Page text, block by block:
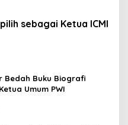
sebagai Ketua ICMI
Bedah Buku Biografi
Umum PWI